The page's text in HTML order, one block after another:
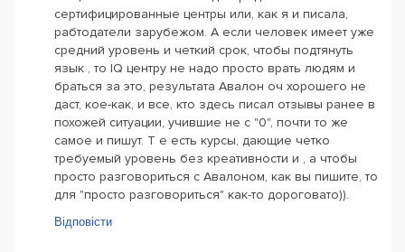
сертифицированные центры или, как я и писала,
рабтодатели зарубежом. А если человек имеет уже
средний уровень и четкий срок, чтобы подтянуть
язык , то IQ центру не надо просто врать людям и
браться за это, результата Авалон оч хорошего не
даст, кое-как, и все, кто здесь писал отзывы ранее в
похожей ситуации, учившие не с "0", почти то же
самое и пишут. Т е есть курсы, дающие четко
требуемый уровень без креативности и , а чтобы
просто разговориться с Авалоном, как вы пишите, то
для "просто разговориться" как-то дороговато)).
Відповісти